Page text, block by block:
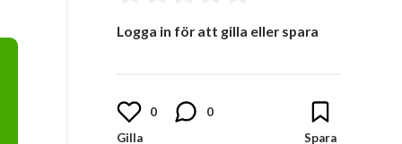
Logga in för att gilla eller spara
0 0